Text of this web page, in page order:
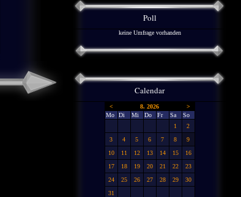
Poll
keine Umfrage vorhanden
Calendar
< 8. 2026
>
Mo
Di Mi Do Fr Sa
So
1
2
3
4 5 6 7 8
9
10
11 12 13 14 15
16
17
18 19 20 21 22
23
24
25 26 27 28 29
30
31